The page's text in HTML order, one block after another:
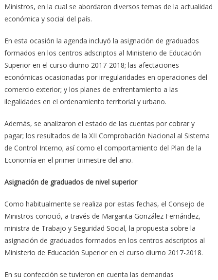
Ministros, en la cual se abordaron diversos temas de la actualidad
económica y social del país.
En esta ocasión la agenda incluyó la asignación de graduados
formados en los centros adscriptos al Ministerio de Educación
Superior en el curso diurno 2017-2018; las afectaciones
económicas ocasionadas por irregularidades en operaciones del
comercio exterior; y los planes de enfrentamiento a las
ilegalidades en el ordenamiento territorial y urbano.
Además, se analizaron el estado de las cuentas por cobrar y
pagar; los resultados de la XII Comprobación Nacional al Sistema
de Control Interno; así como el comportamiento del Plan de la
Economía en el primer trimestre del año.
Asignación de graduados de nivel superior
Como habitualmente se realiza por estas fechas, el Consejo de
Ministros conoció, a través de Margarita González Fernández,
ministra de Trabajo y Seguridad Social, la propuesta sobre la
asignación de graduados formados en los centros adscriptos al
Ministerio de Educación Superior en el curso diurno 2017-2018.
En su confección se tuvieron en cuenta las demandas